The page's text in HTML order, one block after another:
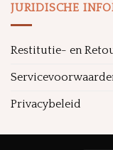
JURIDISCHE
Restitutie- en
Privacybeleid